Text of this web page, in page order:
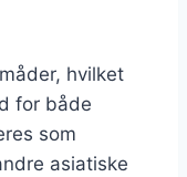
hvilket
for både
som
asiatiske